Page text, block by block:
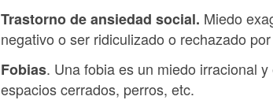
Trastorno de ansiedad social. Miedo
negativo o ser ridiculizado o rechazado
Fobias. Una fobia es un miedo irracional
espacios cerrados, perros, etc.